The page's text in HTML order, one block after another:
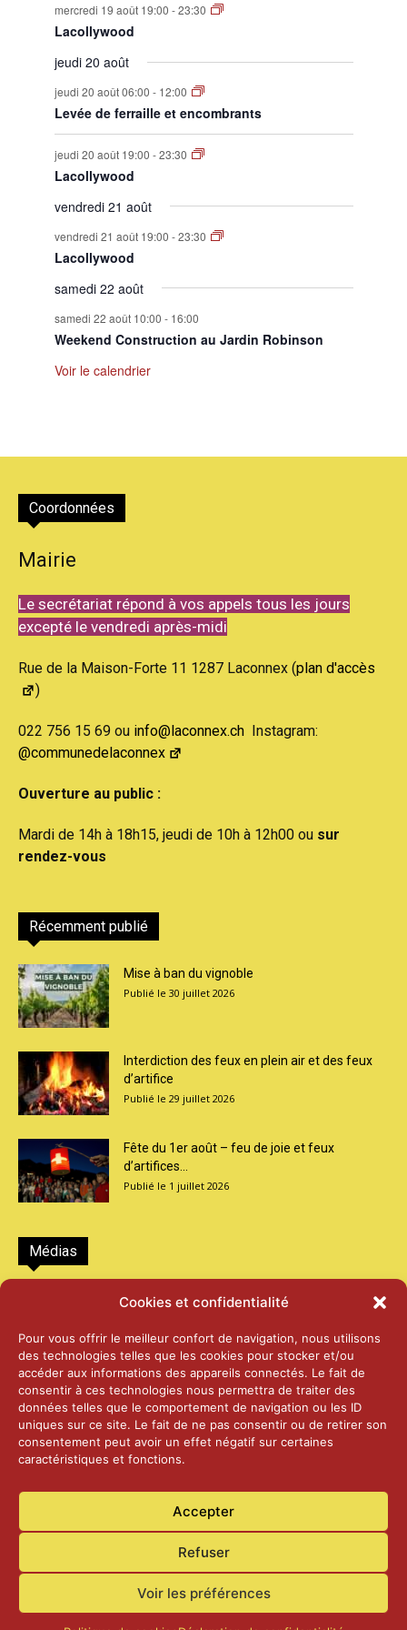
Cookies et confidentialité
Pour vous offrir le meilleur confort de navigation, nous utilisons
des technologies telles que les cookies pour stocker et/ou
accéder aux informations des appareils connectés. Le fait de
consentir à ces technologies nous permettra de traiter des
données telles que le comportement de navigation ou les ID
uniques sur ce site. Le fait de ne pas consentir ou de retirer son
consentement peut avoir un effet négatif sur certaines
caractéristiques et fonctions.
Accepter
Refuser
Voir les préférences
mercredi 19 août 19:00 -23:30
Lacollywood
jeudi 20 août
jeudi 20 août 06:00 - 12:00
Levée de ferraille et encombrants
jeudi 20 août 19:00 -23:30
Lacollywood
vendredi 21 août
vendredi 21 août 19:00 -23:30
Lacollywood
samedi 22 août
samedi 22 août 10:00 - 16:00
Weekend Construction au Jardin Robinson
Voir le calendrier
Coordonnées
Mairie
Le secrétariat répond à vos appels tous les jours
excepté le vendredi après-midi
Rue de la Maison-Forte 11 1287 Laconnex (plan d'accès
)
022 756 15 69 ou info@laconnex.ch Instagram:
@communedelaconnex
Ouverture au public :
Mardi de 14h à 18h15, jeudi de 10h à 12h00 ou sur
rendez-vous
Récemment publié
Mise à ban du vignoble
30 juillet 2026
Interdiction des feux en plein air et des feux
d’artifice
29 juillet 2026
Fête du 1er août – feu de joie et feux
d’artifices...
1 juillet 2026
Médias
2026 – Laiterie d’Orsières et Abbaye de St-
25 juin 2026
2025 – Palais Fédéral – Berne
25 juin 2026
14 janvier 2025
Actualités Contact Confidentialité